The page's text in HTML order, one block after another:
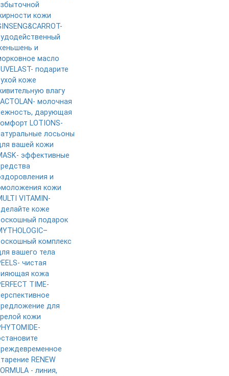
кожи
и
масло
подарите
коже
влагу
молочная
дарующая
LOTIONS-
лосьоны
вашей кожи
эффективные
и
кожи
VITAMIN-
коже
подарок
комплекс
вашего тела
чистая
кожа
TIME-
для
кожи
RENEW
- линия,